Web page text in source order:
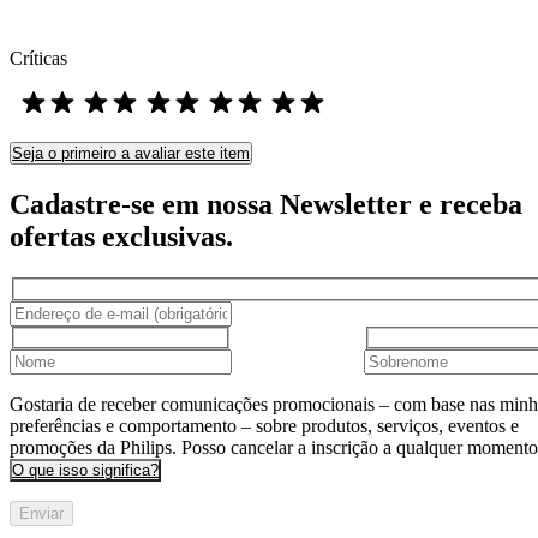
Críticas
Seja o primeiro a avaliar este item
Cadastre-se em nossa Newsletter e receba
ofertas exclusivas.
Gostaria de receber comunicações promocionais – com base nas
preferências e comportamento – sobre produtos, serviços, eventos e
promoções da Philips. Posso cancelar a inscrição a qualquer
O que isso significa?
Enviar